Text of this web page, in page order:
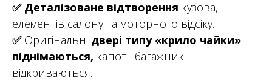
✅ Деталізоване відтворення кузова,
елементів салону та моторного відсіку.
✅Оригінальні двері типу «крило чайки»
піднімаються, капот і багажник
відкриваються.